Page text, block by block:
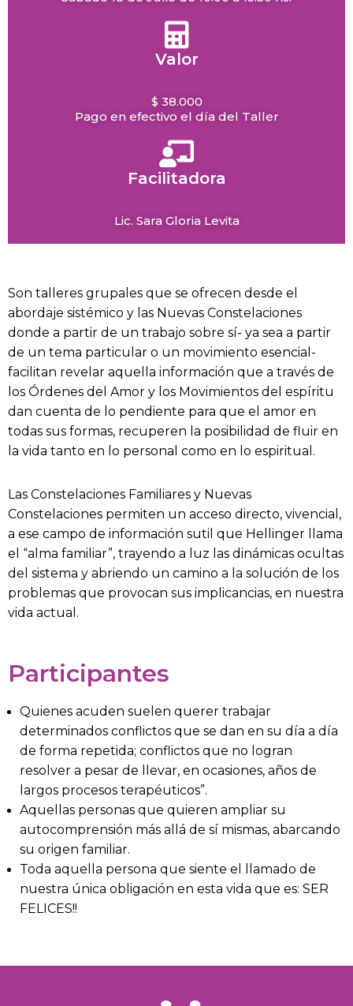
Valor
$ 38.000
Pago en efectivo el día del Taller
Facilitadora
Lic. Sara Gloria Levita
Son talleres grupales que se ofrecen desde el
abordaje sistémico y las Nuevas Constelaciones
donde a partir de un trabajo sobre sí- ya sea a partir
de un tema particular o un movimiento esencial-
facilitan revelar aquella información que a través de
los Órdenes del Amor y los Movimientos del espíritu
dan cuenta de lo pendiente para que el amor en
todas sus formas, recuperen la posibilidad de fluir en
la vida tanto en lo personal como en lo espiritual.
Las Constelaciones Familiares y Nuevas
Constelaciones permiten un acceso directo, vivencial,
a ese campo de información sutil que Hellinger llama
el “alma familiar”, trayendo a luz las dinámicas ocultas
del sistema y abriendo un camino a la solución de los
problemas que provocan sus implicancias, en nuestra
vida actual.
Participantes
Quienes acuden suelen querer trabajar
determinados conflictos que se dan en su día a día
de forma repetida; conflictos que no logran
resolver a pesar de llevar, en ocasiones, años de
largos procesos terapéuticos”.
Aquellas personas que quieren ampliar su
autocomprensión más allá de sí mismas, abarcando
su origen familiar.
Toda aquella persona que siente el llamado de
nuestra única obligación en esta vida que es: SER
FELICES!!